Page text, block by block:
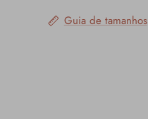
Guia de tamanhos